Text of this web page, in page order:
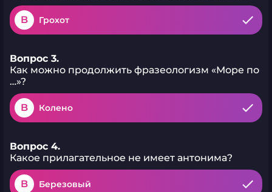
B Грохот
Вопрос 3.
Как можно продолжить фразеологизм «Море по
…»?
B Колено
Вопрос 4.
Какое прилагательное не имеет антонима?
B Березовый